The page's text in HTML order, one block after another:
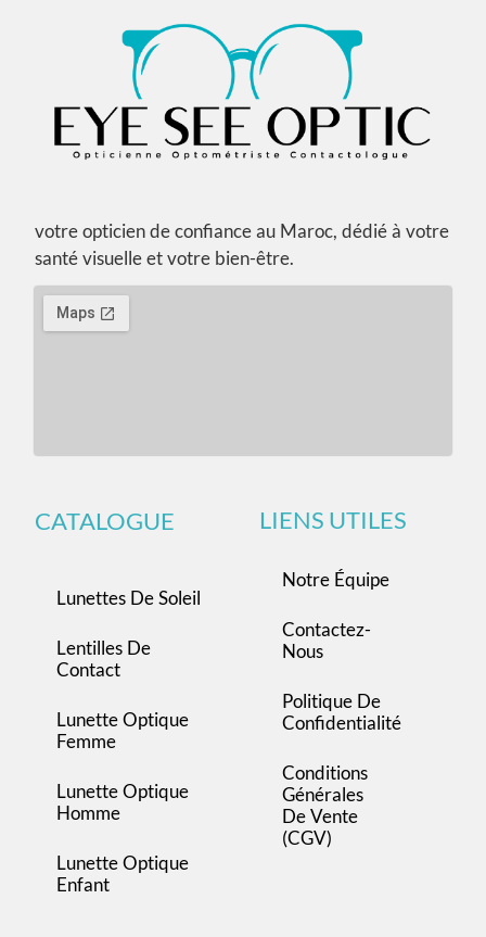
votre opticien de confiance au Maroc, dédié à votre
santé visuelle et votre bien-être.
CATALOGUE
Lunettes De Soleil
Lentilles De
Contact
Lunette Optique
Femme
Lunette Optique
Homme
Lunette Optique
Enfant
LIENS UTILES
Notre Équipe
Contactez-
Nous
Politique De
Confidentialité
Conditions
Générales
De Vente
(CGV)